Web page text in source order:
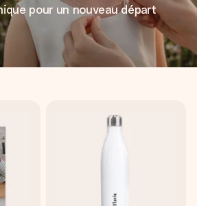
pour un nouveau départ